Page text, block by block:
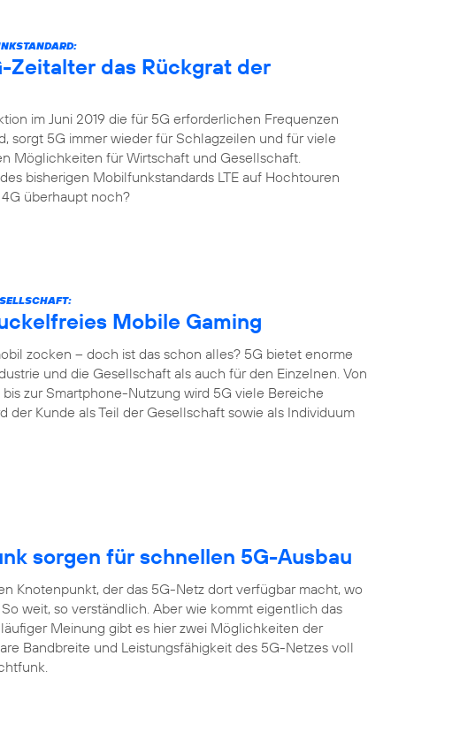
Zeitalter das Rückgrat der
im Juni 2019 die für 5G erforderlichen Frequenzen
sorgt 5G immer wieder für Schlagzeilen und für viele
Möglichkeiten für Wirtschaft und Gesellschaft.
bisherigen Mobilfunkstandards LTE auf Hochtouren
überhaupt noch?
Mobile Gaming
zocken – doch ist das schon alles? 5G bietet enorme
und die Gesellschaft als auch für den Einzelnen. Von
zur Smartphone-Nutzung wird 5G viele Bereiche
der Kunde als Teil der Gesellschaft sowie als Individuum
sorgen für schnellen 5G-Ausbau
Knotenpunkt, der das 5G-Netz dort verfügbar macht, wo
weit, so verständlich. Aber wie kommt eigentlich das
Meinung gibt es hier zwei Möglichkeiten der
Bandbreite und Leistungsfähigkeit des 5G-Netzes voll